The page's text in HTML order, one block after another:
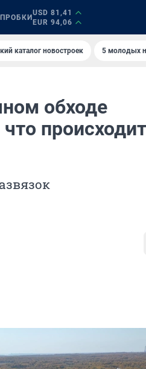
ПРОБКИ
USD 81,41
EUR 94,06
каталог новостроек 5 молодых
обходе